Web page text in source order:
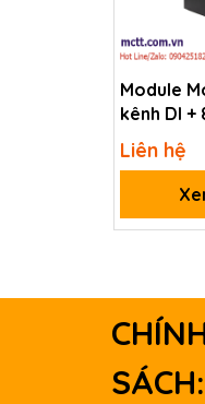
Power
Storage
Module
kênh DI +
8IO(DI)-
P(12-
Liên hệ
SÁCH: